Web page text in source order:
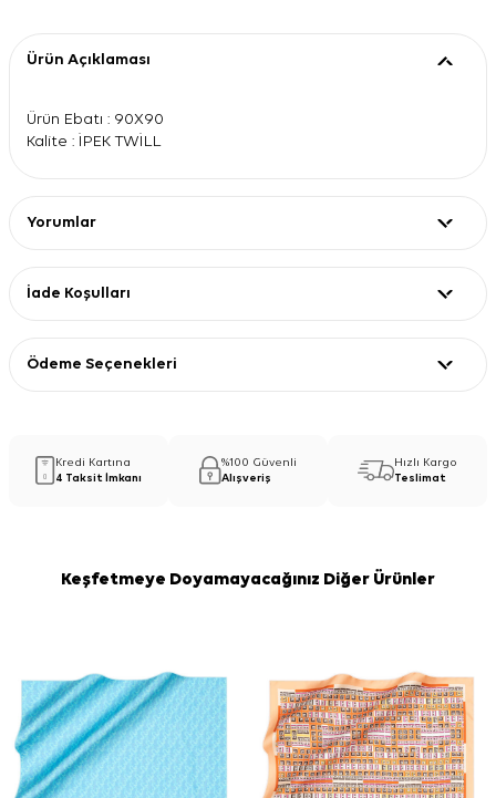
Ürün Açıklaması
Ürün Ebatı : 90X90
Kalite : İPEK TWİLL
Yorumlar
İade Koşulları
Ödeme Seçenekleri
Kredi Kartına
4 Taksit İmkanı
%100 Güvenli
Alışveriş
Hızlı Kargo
Teslimat
Keşfetmeye Doyamayacağınız Diğer Ürünler